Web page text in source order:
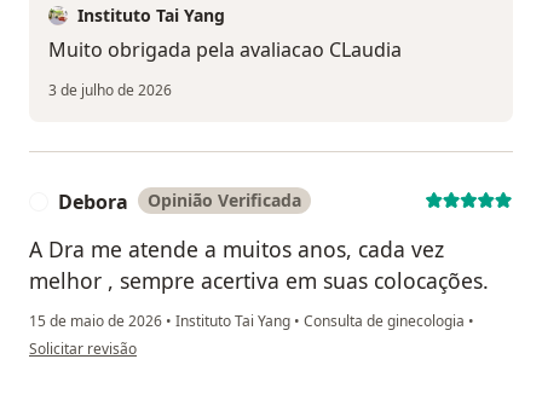
Instituto Tai Yang
Muito obrigada pela avaliacao CLaudia
3 de julho de 2026
Debora Opinião Verificada
A Dra me atende a muitos anos, cada vez
melhor , sempre acertiva em suas colocações.
15 de maio de 2026 • Instituto Tai Yang • Consulta de ginecologia •
na opinião do utilizador Debora
Solicitar revisão